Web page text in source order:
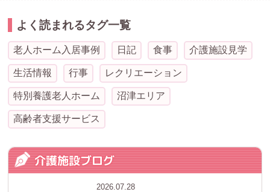
よく読まれるタグ一覧
老人ホーム入居事例 日記 食事 介護施設見学
生活情報 行事 レクリエーション
特別養護老人ホーム 沼津エリア
高齢者支援サービス
介護施設ブログ
2026.07.28